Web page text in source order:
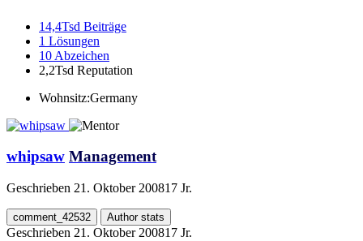
14,4Tsd Beiträge
1 Lösungen
10 Abzeichen
2,2Tsd Reputation
Wohnsitz:Germany
whipsaw Management
Geschrieben 21. Oktober 200817 Jr.
comment_42532 Author stats
Geschrieben 21. Oktober 200817 Jr.